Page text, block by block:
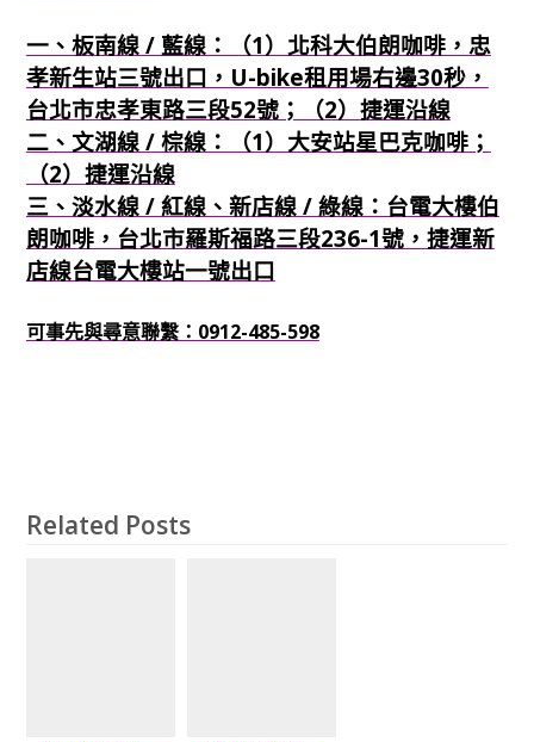
一、板南線 / 藍線：（1）北科大伯朗咖啡，忠
孝新生站三號出口，U-bike租用場右邊30秒，
台北市忠孝東路三段52號；（2）捷運沿線
二、文湖線 / 棕線：（1）大安站星巴克咖啡；
（2）捷運沿線
三、淡水線 / 紅線、新店線 / 綠線：台電大樓伯
朗咖啡，台北市羅斯福路三段236-1號，捷運新
店線台電大樓站一號出口
可事先與尋意聯繫：0912-485-598
Related Posts